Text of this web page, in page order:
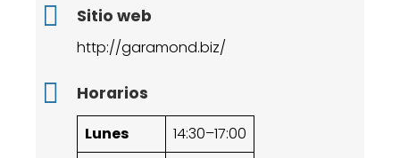
Sitio web
http://garamond.biz/
Horarios
Lunes
14:30–17:00